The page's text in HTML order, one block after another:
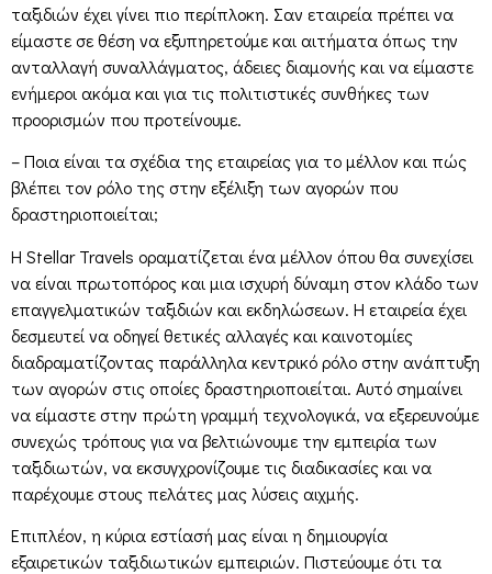
ταξιδιών έχει γίνει πιο περίπλοκη. Σαν εταιρεία πρέπει να
είμαστε σε θέση να εξυπηρετούμε και αιτήματα όπως την
ανταλλαγή συναλλάγματος, άδειες διαμονής και να είμαστε
ενήμεροι ακόμα και για τις πολιτιστικές συνθήκες των
προορισμών που προτείνουμε.
– Ποια είναι τα σχέδια της εταιρείας για το μέλλον και πώς
βλέπει τον ρόλο της στην εξέλιξη των αγορών που
δραστηριοποιείται;
Η Stellar Travels οραματίζεται ένα μέλλον όπου θα συνεχίσει
να είναι πρωτοπόρος και μια ισχυρή δύναμη στον κλάδο των
επαγγελματικών ταξιδιών και εκδηλώσεων. Η εταιρεία έχει
δεσμευτεί να οδηγεί θετικές αλλαγές και καινοτομίες
διαδραματίζοντας παράλληλα κεντρικό ρόλο στην ανάπτυξη
των αγορών στις οποίες δραστηριοποιείται. Αυτό σημαίνει
να είμαστε στην πρώτη γραμμή τεχνολογικά, να εξερευνούμε
συνεχώς τρόπους για να βελτιώνουμε την εμπειρία των
ταξιδιωτών, να εκσυγχρονίζουμε τις διαδικασίες και να
παρέχουμε στους πελάτες μας λύσεις αιχμής.
Επιπλέον, η κύρια εστίασή μας είναι η δημιουργία
εξαιρετικών ταξιδιωτικών εμπειριών. Πιστεύουμε ότι τα